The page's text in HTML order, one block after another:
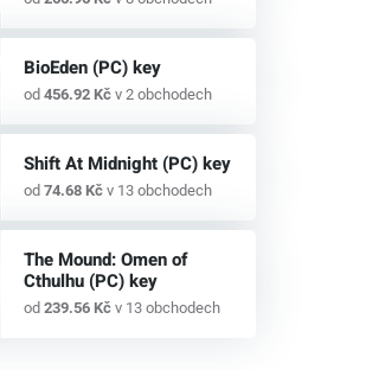
BioEden (PC) key
od 456.92 Kčv 2 obchodech
Shift At Midnight (PC) key
od 74.68 Kčv 13 obchodech
The Mound: Omen of
Cthulhu (PC) key
od 239.56 Kčv 13 obchodech